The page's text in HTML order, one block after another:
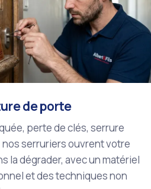
de porte
perte de clés, serrure
serruriers ouvrent votre
la dégrader, avec un matériel
et des techniques non